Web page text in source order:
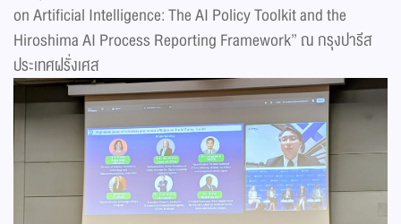
on Artificial Intelligence: The AI Policy Toolkit and the
Hiroshima AI Process Reporting Framework” ณ กรุงปารีส
ประเทศฝรั่งเศส